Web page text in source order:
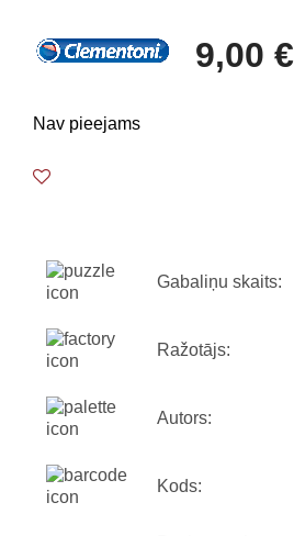
9,00 €
Nav pieejams
Gabaliņu skaits:
Ražotājs:
Autors:
Kods: